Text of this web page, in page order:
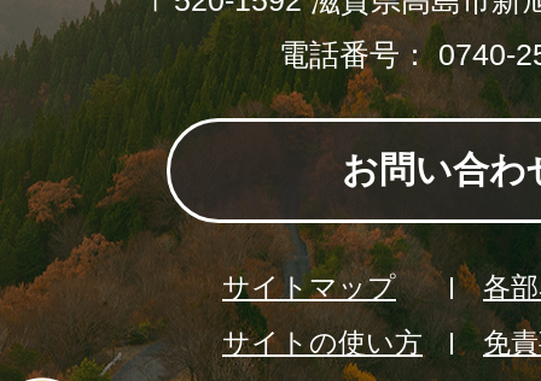
電話番号： 0740-
お問い合わ
サイトマップ
各
サイトの使い方
免